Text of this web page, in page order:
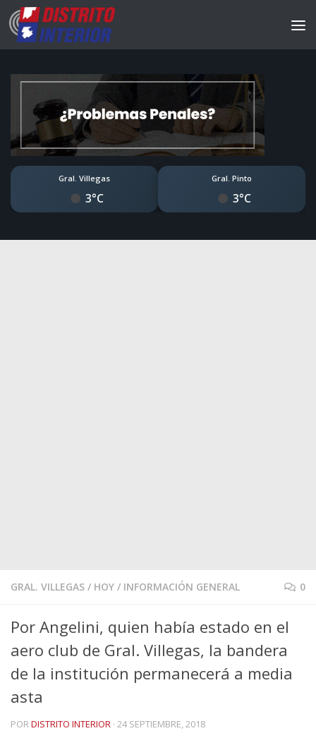
Gral. Villegas
3°C
Gral. Pinto
3°C
GRAL. VILLEGAS / HOY / INFORMACIÓN GENERAL 0
Por Angelini, quien había estado en el
aero club de Gral. Villegas, la bandera
de la institución permanecerá a media
asta
PORDISTRITO INTERIOR · 24 SEPTIEMBRE, 2018